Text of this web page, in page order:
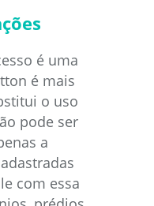
é uma
é mais
o uso
pode ser
a
com essa